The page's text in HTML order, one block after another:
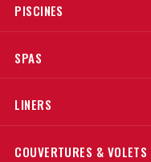
PISCINES
SPAS
LINERS
COUVERTURES & VOLETS